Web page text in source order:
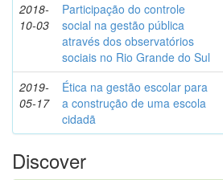
2018-
10-03
Participação do controle
social na gestão pública
através dos observatórios
sociais no Rio Grande do Sul
2019-
05-17
Ética na gestão escolar para
a construção de uma escola
cidadã
Discover